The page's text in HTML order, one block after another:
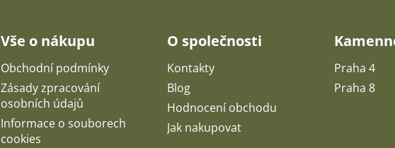
Vše o nákupu
Obchodní podmínky
Zásady zpracování
osobních údajů
Informace o souborech
cookies
O společnosti
Kontakty
Blog
Hodnocení obchodu
Jak nakupovat
Praha 4
Praha 8